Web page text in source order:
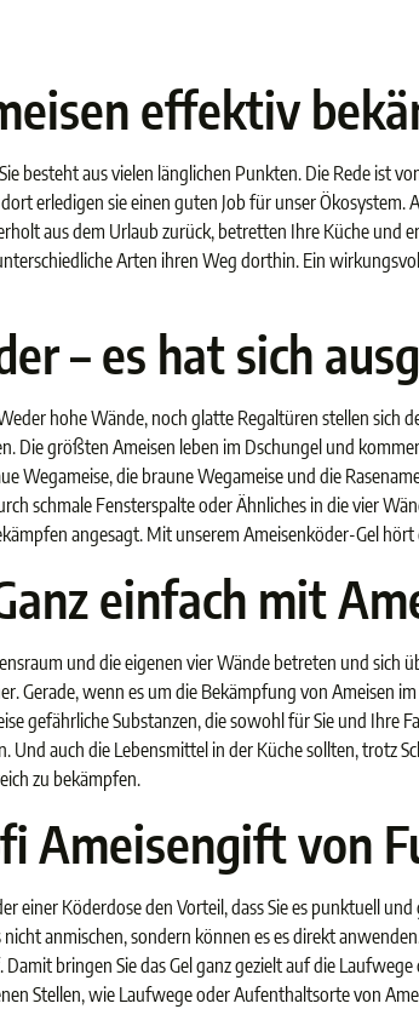
effektiv
besteht aus vielen länglichen Punkten. Die Rede ist
erledigen sie einen guten Job für unser
aus dem Urlaub zurück, betretten Ihre Küche
Arten ihren Weg dorthin. Ein
– es hat sich
hohe Wände, noch glatte Regaltüren stellen
Die größten Ameisen leben im Dschungel und
Wegameise, die braune Wegameise und die
schmale Fensterspalte oder Ähnliches in die vier
angesagt. Mit unserem Ameisenköder-Gel
einfach mit
und die eigenen vier Wände betreten und
Gerade, wenn es um die Bekämpfung von Ameisen
gefährliche Substanzen, die sowohl für Sie und Ihre
auch die Lebensmittel in der Küche sollten, trotz
zu bekämpfen.
Ameisengift von
einer Köderdose den Vorteil, dass Sie es punktuell
anmischen, sondern können es es direkt
bringen Sie das Gel ganz gezielt auf die
Stellen, wie Laufwege oder Aufenthaltsorte von